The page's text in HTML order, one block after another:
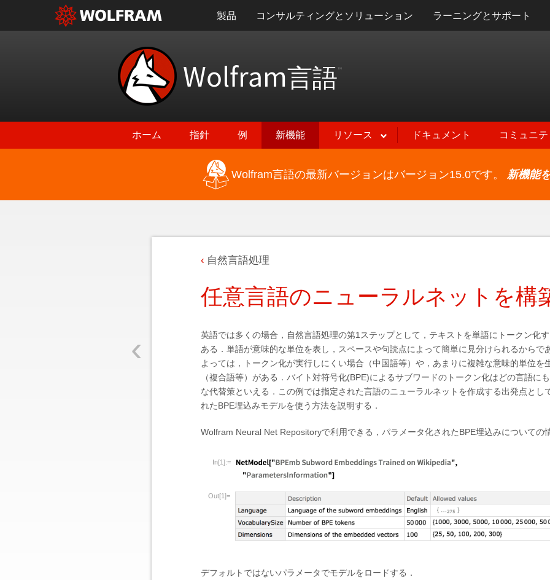
製品 コンサルティングとソリューション ラーニングとサポート
Wolfram言語™
ホーム 指針 例 新機能 リソース ドキュメント コミュニ
Wolfram言語の最新バージョンはバージョン15.0です。 新機能
‹
自然言語処理
任意言語のニューラルネットを構
英語では多くの場合，自然言語処理の第1ステップとして，テキストを単語にトークン化
ある．単語が意味的な単位を表し，スペースや句読点によって簡単に見分けられるからで
よっては，トークン化が実行しにくい場合（中国語等）や，あまりに複雑な意味的単位を
（複合語等）がある．バイト対符号化(BPE)によるサブワードのトークン化はどの言語に
な代替策といえる．この例では指定された言語のニューラルネットを作成する出発点とし
れたBPE埋込みモデルを使う方法を説明する．
Wolfram Neural Net Repositoryで利用できる，パラメータ化されたBPE埋込みについての
In[1]:=
Out[1]=
デフォルトではないパラメータでモデルをロードする．